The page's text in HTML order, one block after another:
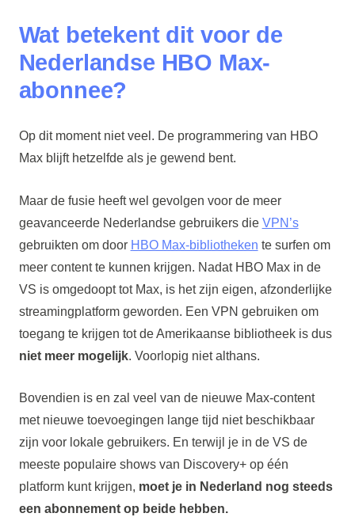
Wat betekent dit voor de
Nederlandse HBO Max-
abonnee?
Op dit moment niet veel. De programmering van HBO
Max blijft hetzelfde als je gewend bent.
Maar de fusie heeft wel gevolgen voor de meer
geavanceerde Nederlandse gebruikers die VPN’s
gebruikten om door HBO Max-bibliotheken te surfen om
meer content te kunnen krijgen. Nadat HBO Max in de
VS is omgedoopt tot Max, is het zijn eigen, afzonderlijke
streamingplatform geworden. Een VPN gebruiken om
toegang te krijgen tot de Amerikaanse bibliotheek is dus
niet meer mogelijk. Voorlopig niet althans.
Bovendien is en zal veel van de nieuwe Max-content
met nieuwe toevoegingen lange tijd niet beschikbaar
zijn voor lokale gebruikers. En terwijl je in de VS de
meeste populaire shows van Discovery+ op één
platform kunt krijgen, moet je in Nederland nog steeds
een abonnement op beide hebben.